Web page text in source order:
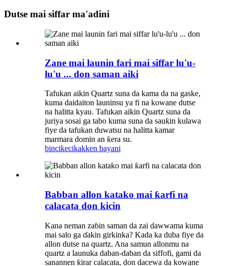
Dutse mai siffar ma'adini
Zane mai launin fari mai siffar lu'u-
lu'u ... don saman aiki
Tafukan aikin Quartz suna da kama da na gaske,
kuma daidaiton launinsu ya fi na kowane dutse
na halitta kyau. Tafukan aikin Quartz suna da
juriya sosai ga tabo kuma suna da sauƙin kulawa
fiye da tafukan duwatsu na halitta kamar
marmara domin an ƙera su.
bincikecikakken bayani
Babban allon katako mai ƙarfi na
calacata don kicin
Kana neman zaɓin saman da zai dawwama kuma
mai salo ga ɗakin girkinka? Kada ka duba fiye da
allon dutse na quartz. Ana samun allonmu na
quartz a launuka daban-daban da siffofi, gami da
sanannen ƙirar calacata, don dacewa da kowane